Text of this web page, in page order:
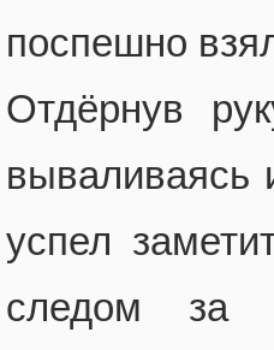
поспешно
Отдёрнув
вываливаясь
успел
следом за